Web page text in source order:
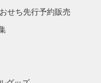
せち先行予約販売